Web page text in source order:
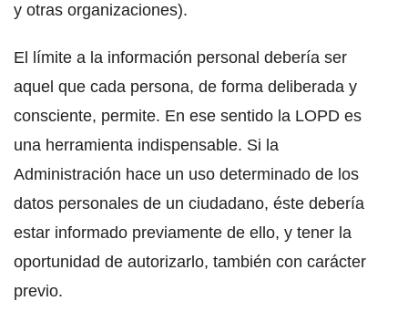
y otras organizaciones).
El límite a la información personal debería ser
aquel que cada persona, de forma deliberada y
consciente, permite. En ese sentido la LOPD es
una herramienta indispensable. Si la
Administración hace un uso determinado de los
datos personales de un ciudadano, éste debería
estar informado previamente de ello, y tener la
oportunidad de autorizarlo, también con carácter
previo.